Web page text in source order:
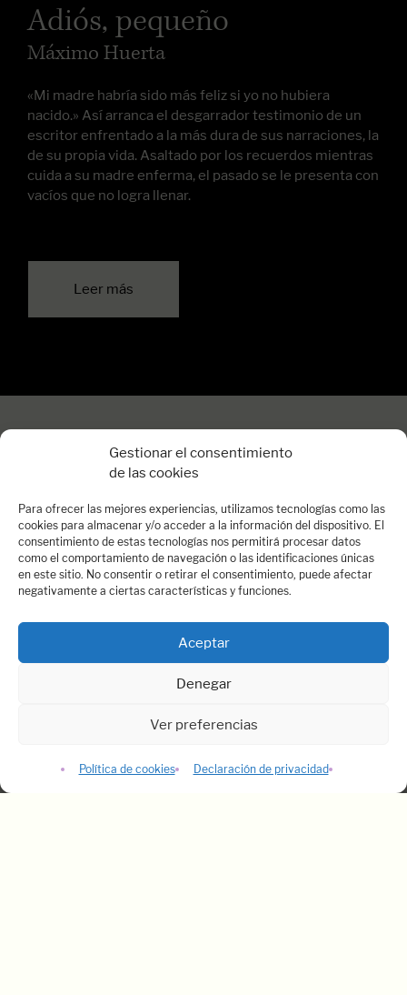
Gestionar el consentimiento
de las cookies
Para ofrecer las mejores experiencias, utilizamos tecnologías como las
cookies para almacenar y/o acceder a la información del dispositivo. El
consentimiento de estas tecnologías nos permitirá procesar datos
como el comportamiento de navegación o las identificaciones únicas
en este sitio. No consentir o retirar el consentimiento, puede afectar
negativamente a ciertas características y funciones.
Aceptar
Denegar
Ver preferencias
Política de cookies Declaración de privacidad
Adiós, pequeño
Máximo Huerta
«Mi madre habría sido más feliz si yo no hubiera
nacido.» Así arranca el desgarrador testimonio de un
escritor enfrentado a la más dura de sus narraciones, la
de su propia vida. Asaltado por los recuerdos mientras
cuida a su madre enferma, el pasado se le presenta con
vacíos que no logra llenar.
Leer más